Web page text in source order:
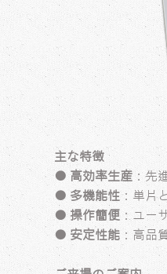
主な特徴
● 高効率生産 ：先
● 多機能性 ：単片
● 操作簡便 ：ユー
● 安定性能 ：高品